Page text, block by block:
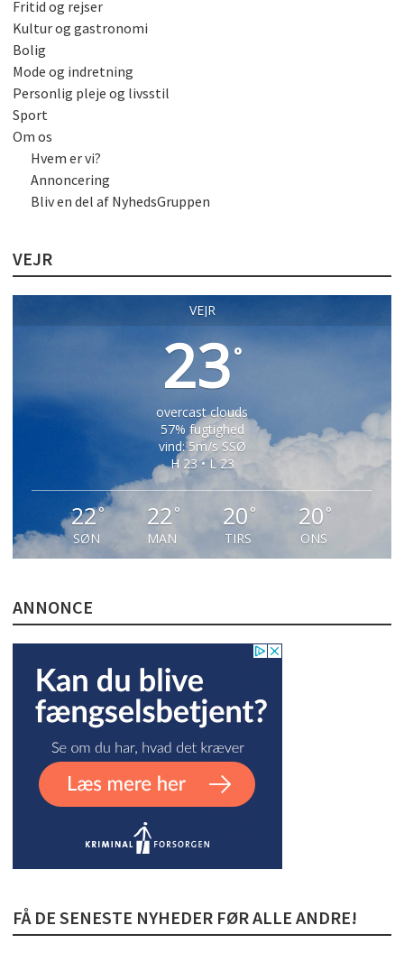
Fritid og rejser
Kultur og gastronomi
Bolig
Mode og indretning
Personlig pleje og livsstil
Sport
Om os
Hvem er vi?
Annoncering
Bliv en del af NyhedsGruppen
VEJR
VEJR
23°
overcast clouds
57% fugtighed
vind: 5m/s SSØ
H 23 • L 23
22°
SØN
22 °
MAN
20 °
TIRS
20 °
ONS
ANNONCE
FÅ DE SENESTE NYHEDER FØR ALLE ANDRE!